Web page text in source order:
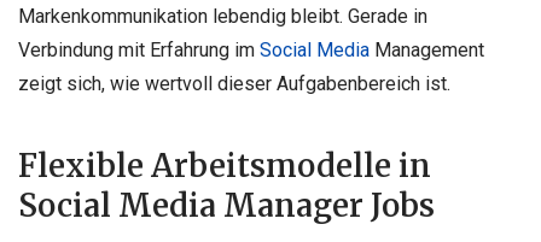
Markenkommunikation lebendig bleibt. Gerade in
Verbindung mit Erfahrung im Social Media Management
zeigt sich, wie wertvoll dieser Aufgabenbereich ist.
Flexible Arbeitsmodelle in
Social Media Manager Jobs